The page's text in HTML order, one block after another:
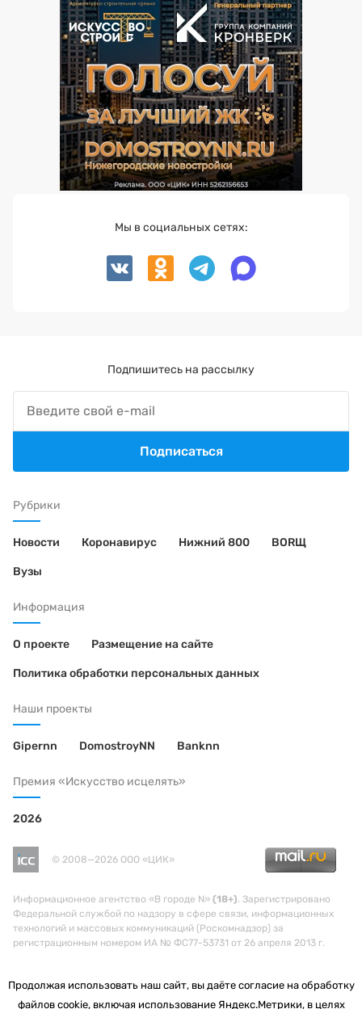
Рубрики
Новости Коронавирус Нижний 800 BORЩ
Вузы
Информация
О проекте Размещение на сайте
Политика обработки персональных данных
Наши проекты
Gipernn DomostroyNN Banknn
Премия «Искусство исцелять»
2026
© 2008—2026 ООО «ЦИК»
Информационное агентство «В городе N» (18+). Зарегистрировано
Федеральной службой по надзору в сфере связи, информационных
технологий и массовых коммуникаций (Роскомнадзор) за
регистрационным номером ИА № ФС77-53731 от 26 апреля 2013 г.
Мы в социальных сетях:
Подпишитесь на рассылку
Подписаться
Продолжая использовать наш сайт, вы даёте согласие на обработку
файлов cookie, включая использование Яндекс.Метрики, в целях